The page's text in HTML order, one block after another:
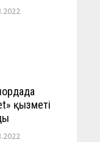
қызметі